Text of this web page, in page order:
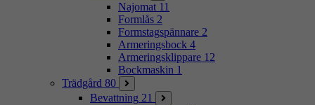
Najomat 11
Formlås 2
Formstagspännare 2
Armeringsbock 4
Armeringsklippare 12
Bockmaskin 1
Trädgård 80
Bevattning 21